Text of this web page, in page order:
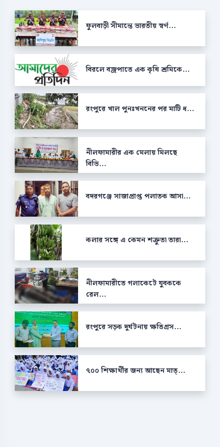
ফুলবাড়ী সীমান্তে ভারতীয় স্বর্ণ...
বিরলে বজ্রপাতে এক কৃষি শ্রমিকে...
রংপুরে খাল পুনঃখননের পর মাটি ধ...
নীলফামারীর এক মেলায় মিলছে
বিভি...
বদরগঞ্জে সাজাপ্রাপ্ত পলাতক আসা...
কলার সঙ্গে এ কেমন শক্রুতা তারা...
নীলফামারীতে গলাকেটে যুবককে
রেল...
রংপুরে সড়ক দুর্ঘটনায় ক্ষতিগ্রস...
৭০০ শিক্ষার্থীর জন্য আছেন মাত্...